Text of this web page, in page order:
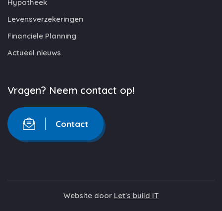
Hypotheek
Levensverzekeringen
Financiele Planning
Actueel nieuws
Vragen? Neem contact op!
Contact
Website door Let's build IT